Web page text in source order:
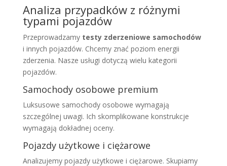
Analiza przypadków z różnymi
typami pojazdów
Przeprowadzamy testy zderzeniowe samochodów
i innych pojazdów. Chcemy znać poziom energii
zderzenia. Nasze usługi dotyczą wielu kategorii
pojazdów.
Samochody osobowe premium
Luksusowe samochody osobowe wymagają
szczególnej uwagi. Ich skomplikowane konstrukcje
wymagają dokładnej oceny.
Pojazdy użytkowe i ciężarowe
Analizujemy pojazdy użytkowe i ciężarowe. Skupiamy